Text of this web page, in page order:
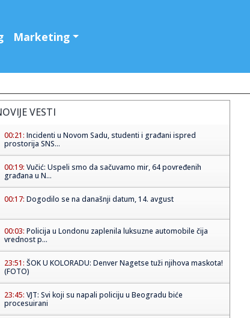
Marketing
VESTI
00:21: Incidenti u Novom Sadu, studenti i građani ispred
prostorija SNS...
00:19: Vučić: Uspeli smo da sačuvamo mir, 64 povređenih
građana u N...
00:17: Dogodilo se na današnji datum, 14. avgust
00:03: Policija u Londonu zaplenila luksuzne automobile čija
vrednost p...
23:51: ŠOK U KOLORADU: Denver Nagetse tuži njihova maskota!
(FOTO)
23:45: VJT: Svi koji su napali policiju u Beogradu biće
procesuirani